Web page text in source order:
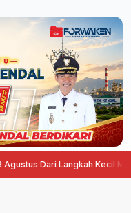
·Dari Langkah Kecil